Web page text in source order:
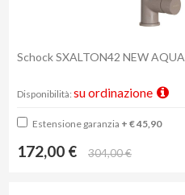
Schock SXALTON42 NEW
Disponibilità: su ordinazione
Estensione garanzia + € 45,90
172,00 € 304,00 €